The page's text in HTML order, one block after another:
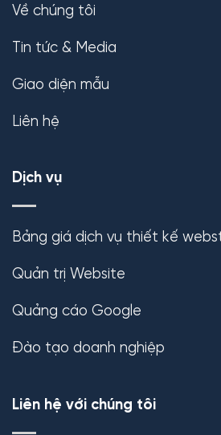
Về chúng tôi
Tin tức & Media
Giao diện mẫu
Liên hệ
Dịch vụ
Bảng giá dịch vụ thiết kế
Quản trị Website
Quảng cáo Google
Đào tạo doanh nghiệp
Liên hệ với chúng tôi